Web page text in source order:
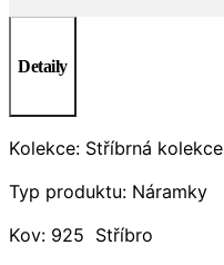
Detaily
Kolekce: Stříbrná kolekce
Typ produktu: Náramky
Kov: 925 Stříbro